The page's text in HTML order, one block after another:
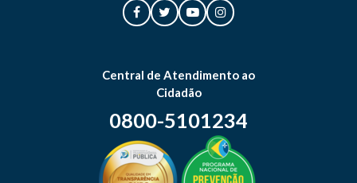
Central de Atendimento ao
Cidadão
0800-5101234